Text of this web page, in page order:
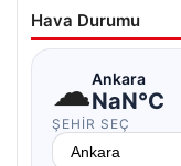
Hava Durumu
☁Ankara
NaN°C
ŞEHIR SEÇ